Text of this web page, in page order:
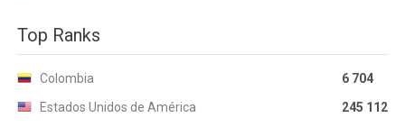
Top Ranks
Colombia
6 704
Estados Unidos de América
245 112